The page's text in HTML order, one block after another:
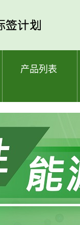
产品列表